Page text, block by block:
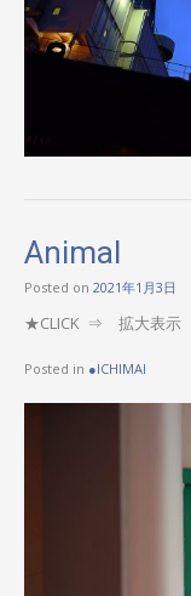
Animal
Posted on 2021年1月3日
★CLICK ⇒ 拡大表示
Posted in ●ICHIMAI